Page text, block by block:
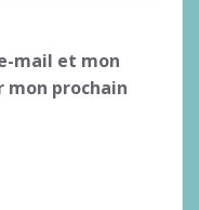
mail et mon
mon prochain